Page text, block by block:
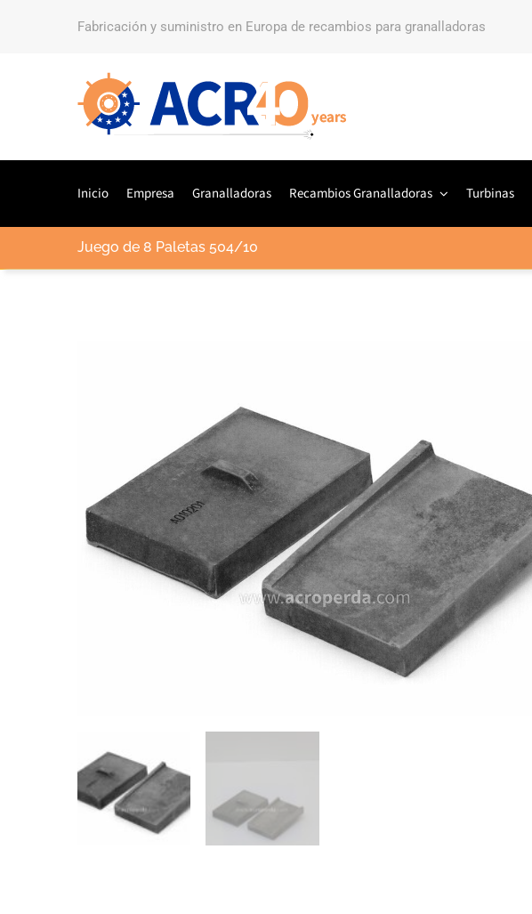
Fabricación y suministro en Europa de recambios para granalladoras
Inicio Empresa Granalladoras Recambios Granalladoras Turbinas
Juego de 8 Paletas 504/10